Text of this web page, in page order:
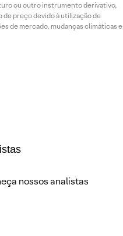
ou outro instrumento derivativo,
preço devido à utilização de
de mercado, mudanças climáticas e
nossos analistas